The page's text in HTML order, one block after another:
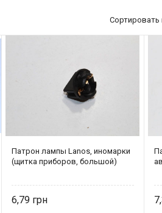
Сортировать
Патрон лампы Lanos, иномарки
(щитка приборов, большой)
6,79